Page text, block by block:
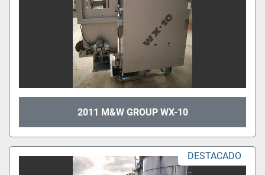
2011 M&W GROUP WX-10
DESTACADO